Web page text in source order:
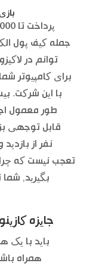
جمله کیف پول
توانم در
برای کامپیوتر
با این شرکت.
طور معمول
قابل توجهی
نفر از
تعجب نیست که چرا
بگیرید, شما
جایزه
باید با
همراه